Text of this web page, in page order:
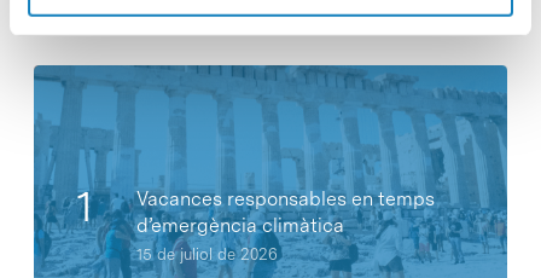
Notícies més vistes
Vacances responsables en temps
d’emergència climàtica
15 de juliol de 2026